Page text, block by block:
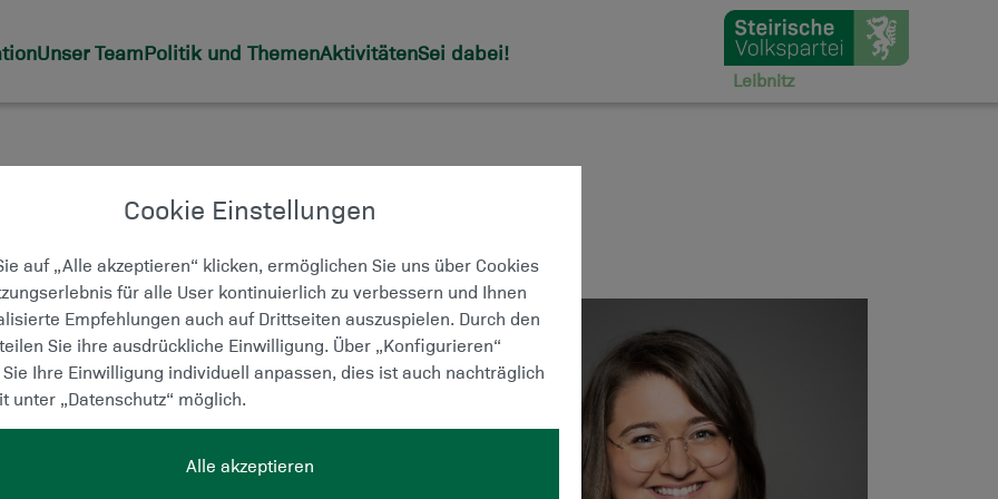
Unser TeamPolitik und ThemenAktivitätenSei dabei!
Leibnitz
Cookie Einstellungen
auf „Alle akzeptieren“ klicken, ermöglichen Sie uns über Cookies
für alle User kontinuierlich zu verbessern und Ihnen
Empfehlungen auch auf Drittseiten auszuspielen. Durch den
Sie ihre ausdrückliche Einwilligung. Über „Konfigurieren“
Ihre Einwilligung individuell anpassen, dies ist auch nachträglich
unter „Datenschutz“ möglich.
Alle akzeptieren